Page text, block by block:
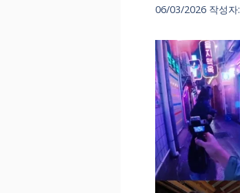
06/03/2026 작성자: